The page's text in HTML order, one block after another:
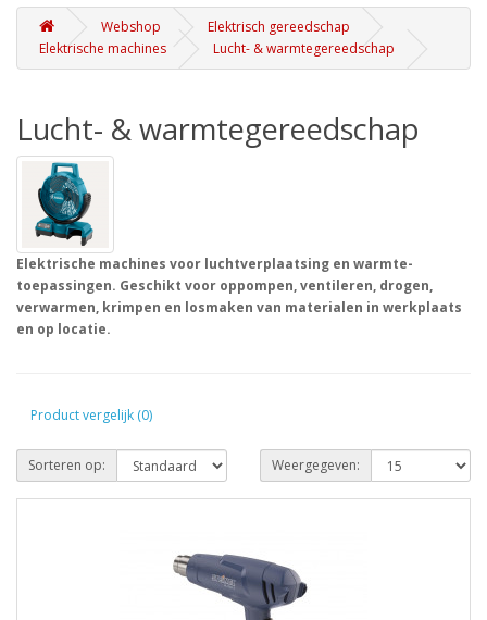
Webshop
Elektrisch gereedschap
Elektrische machines
Lucht- & warmtegereedschap
Lucht- & warmtegereedschap
Elektrische machines voor luchtverplaatsing en warmte-
toepassingen. Geschikt voor oppompen, ventileren, drogen,
verwarmen, krimpen en losmaken van materialen in werkplaats
en op locatie.
Product vergelijk (0)
Sorteren op: Weergegeven: